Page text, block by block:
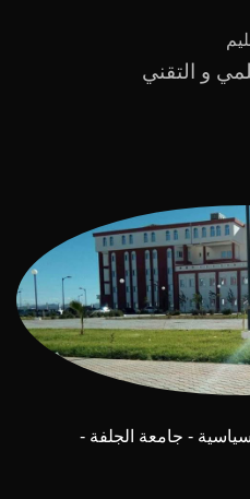
و التقني
- جامعة الجلفة -